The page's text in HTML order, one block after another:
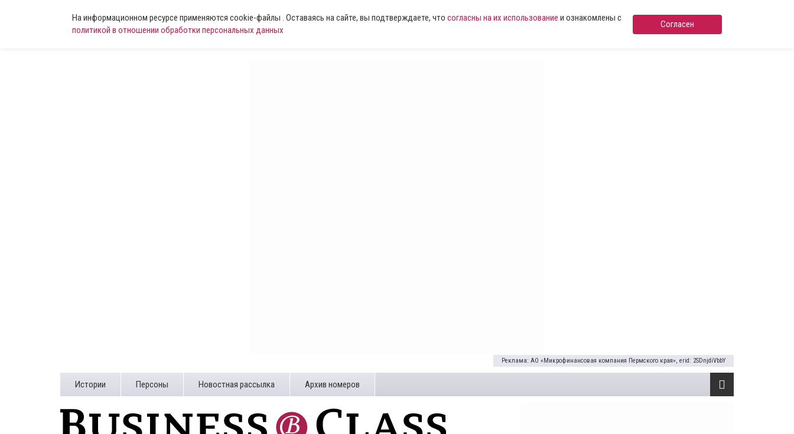
На информационном ресурсе применяются cookie-файлы . Оставаясь на сайте, вы подтверждаете, что согласны на их использование и ознакомлены с
политикой в отношении обработки персональных данных
Согласен
Реклама: АО «Микрофинансовая компания Пермского края», erid: 2SDnjdiVbbY
Истории Персоны Новостная рассылка Архив номеров